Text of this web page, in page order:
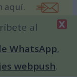
aquí.
que
al
WhatsApp,
webpush.